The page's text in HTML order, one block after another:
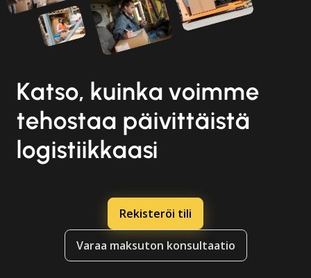
Katso, kuinka voimme
tehostaa päivittäistä
logistiikkaasi
Rekisteröi tili
Varaa maksuton konsultaatio